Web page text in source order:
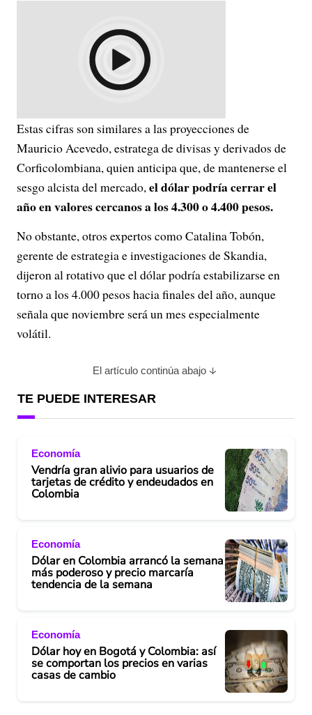
Estas cifras son similares a las proyecciones de
Mauricio Acevedo, estratega de divisas y derivados de
Corficolombiana, quien anticipa que, de mantenerse el
sesgo alcista del mercado,el dólar podría cerrar el
año en valores cercanos a los 4.300 o 4.400 pesos.
No obstante, otros expertos como Catalina Tobón,
gerente de estrategia e investigaciones de Skandia,
dijeron al rotativo que el dólar podría estabilizarse en
torno a los 4.000 pesos hacia finales del año, aunque
señala que noviembre será un mes especialmente
volátil.
El artículo continúa abajo
TE PUEDE INTERESAR
Economía
Vendría gran alivio para usuarios de
tarjetas de crédito y endeudados en
Colombia
Economía
Dólar en Colombia arrancó la semana
más poderoso y precio marcaría
tendencia de la semana
Economía
Dólar hoy en Bogotá y Colombia: así
se comportan los precios en varias
casas de cambio